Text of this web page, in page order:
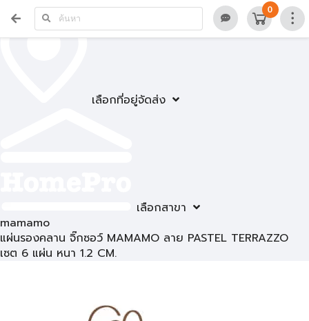
เลือกที่อยู่จัดส่ง
เลือกสาขา
0
mamamo
แผ่นรองคลาน จิ๊กซอว์ MAMAMO ลาย PASTEL TERRAZZO
เซต 6 แผ่น หนา 1.2 CM.